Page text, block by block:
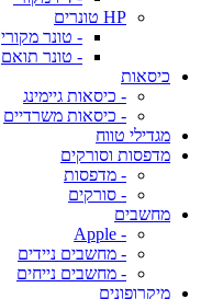
HP טונרים
- טונר מקורי
- טונר תואם
כיסאות
- כיסאות גיימינג
- כיסאות משרדיים
מגדילי טווח
מדפסות וסורקים
- מדפסות
- סורקים
מחשבים
- Apple
- מחשבים ניידים
- מחשבים נייחים
מיקרופונים